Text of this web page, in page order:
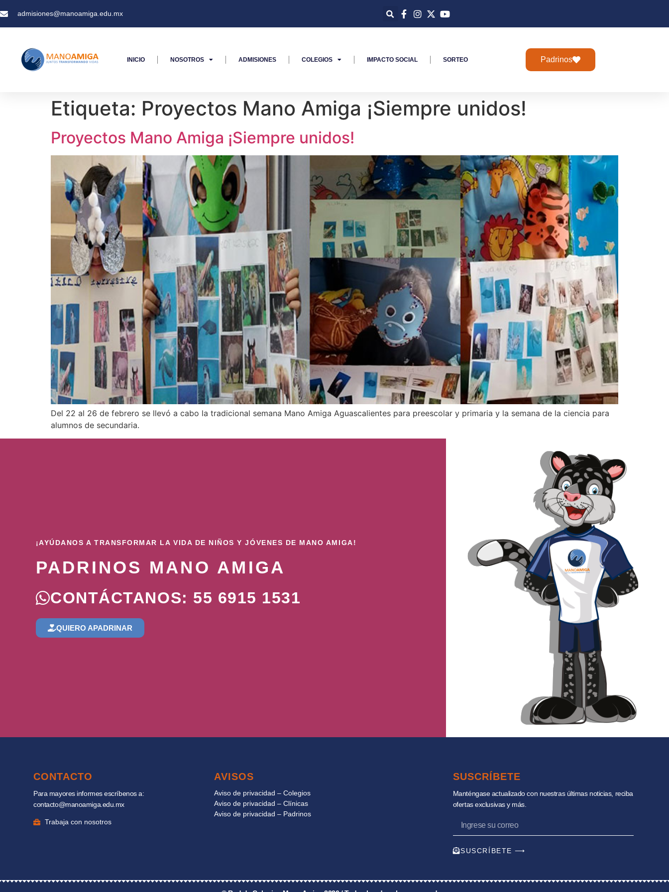
admisiones@manoamiga.edu.mx
INICIO NOSOTROS ADMISIONES COLEGIOS IMPACTO SOCIAL SORTEO Padrinos
Etiqueta: Proyectos Mano Amiga ¡Siempre unidos!
Proyectos Mano Amiga ¡Siempre unidos!
Del 22 al 26 de febrero se llevó a cabo la tradicional semana Mano Amiga Aguascalientes para preescolar y primaria y la semana de la ciencia para
alumnos de secundaria.
¡AYÚDANOS A TRANSFORMAR LA VIDA DE NIÑOS Y JÓVENES DE MANO AMIGA!
PADRINOS MANO AMIGA
CONTÁCTANOS: 55 6915 1531
QUIERO APADRINAR
CONTACTO
Para mayores informes escríbenos a:
contacto@manoamiga.edu.mx
Trabaja con nosotros
AVISOS
Aviso de privacidad – Colegios
Aviso de privacidad – Clínicas
Aviso de privacidad – Padrinos
SUSCRÍBETE
Manténgase actualizado con nuestras últimas noticias, reciba
ofertas exclusivas y más.
SUSCRÍBETE ⟶